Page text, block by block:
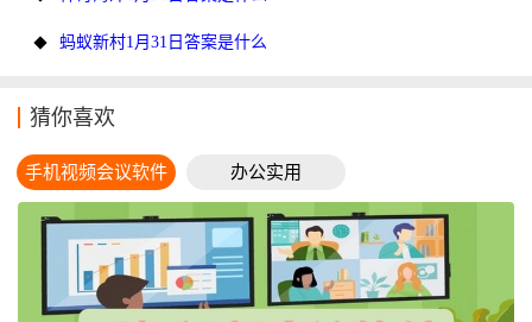
蚂蚁新村1月31日答案是什么
猜你喜欢
手机视频会议软件 办公实用